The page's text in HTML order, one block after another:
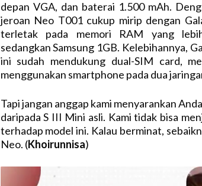
depan VGA, dan baterai 1.500 mAh.
jeroan Neo T001 cukup mirip dengan
terletak pada memori RAM yang
sedangkan Samsung 1GB. Kelebihannya,
ini sudah mendukung dual-SIM card,
menggunakan smartphone pada dua
Tapi jangan anggap kami menyarankan
daripada S III Mini asli. Kami tidak bisa
terhadap model ini. Kalau berminat,
Neo. (Khoirunnisa)